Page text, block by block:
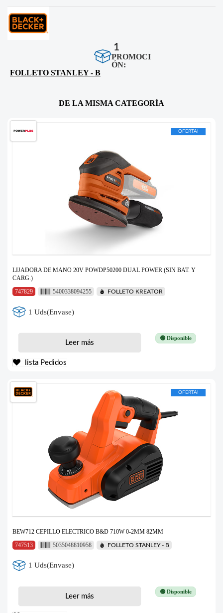
1
PROMOCI
ÓN:
FOLLETO STANLEY - B
DE LA MISMA CATEGORÍA
OFERTA!
LIJADORA DE MANO 20V POWDP50200 DUAL POWER (SIN BAT. Y
CARG.)
747829
5400338094255 FOLLETO KREATOR
1 Uds(Envase)
🟢 Disponible
Leer más
lista Pedidos
OFERTA!
BEW712 CEPILLO ELECTRICO B&D 710W 0-2MM 82MM
747513
5035048810958 FOLLETO STANLEY - B
1 Uds(Envase)
🟢 Disponible
Leer más